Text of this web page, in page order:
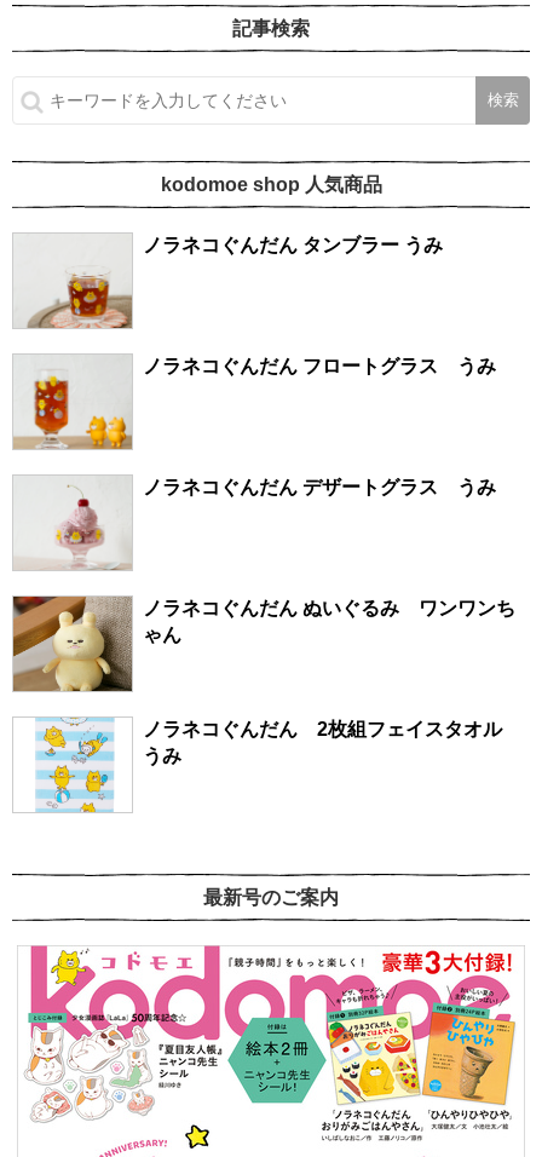
記事検索
kodomoe shop 人気商品
ノラネコぐんだん タンブラー うみ
ノラネコぐんだん フロートグラス うみ
ノラネコぐんだん デザートグラス うみ
ノラネコぐんだん ぬいぐるみ ワンワンち
ゃん
ノラネコぐんだん 2枚組フェイスタオル
うみ
最新号のご案内